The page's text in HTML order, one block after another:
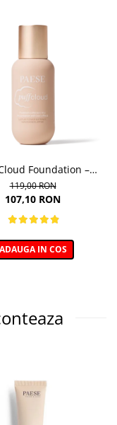
Foundation –
ten cu efect natural
119,00 RON
107,10 RON
ADAUGA IN COS